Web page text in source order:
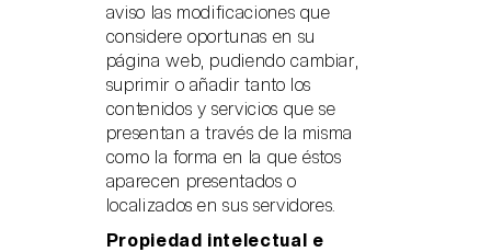
aviso las modificaciones que
considere oportunas en su
página web, pudiendo cambiar,
suprimir o añadir tanto los
contenidos y servicios que se
presentan a través de la misma
como la forma en la que éstos
aparecen presentados o
localizados en sus servidores.
Propiedad intelectual e